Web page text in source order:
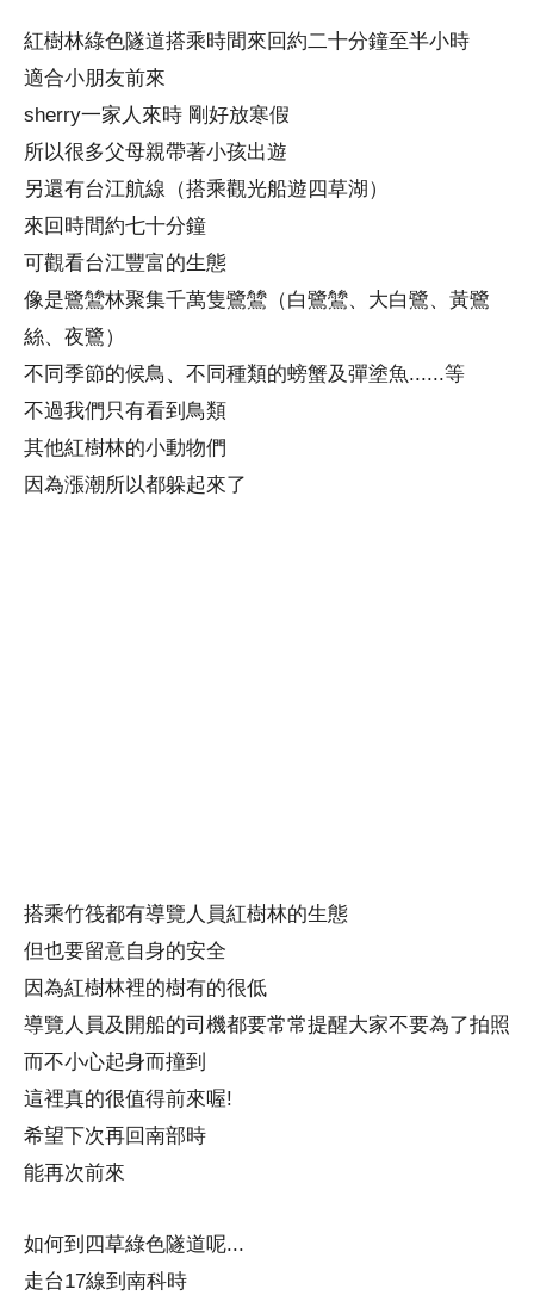
紅樹林綠色隧道搭乘時間來回約二十分鐘至半小時
適合小朋友前來
sherry一家人來時 剛好放寒假
所以很多父母親帶著小孩出遊
另還有台江航線（搭乘觀光船遊四草湖）
來回時間約七十分鐘
可觀看台江豐富的生態
像是鷺鷥林聚集千萬隻鷺鷥（白鷺鷥、大白鷺、黃鷺
絲、夜鷺）
不同季節的候鳥、不同種類的螃蟹及彈塗魚......等
不過我們只有看到鳥類
其他紅樹林的小動物們
因為漲潮所以都躲起來了
搭乘竹筏都有導覽人員紅樹林的生態
但也要留意自身的安全
因為紅樹林裡的樹有的很低
導覽人員及開船的司機都要常常提醒大家不要為了拍照
而不小心起身而撞到
這裡真的很值得前來喔!
希望下次再回南部時
能再次前來
如何到四草綠色隧道呢...
走台17線到南科時